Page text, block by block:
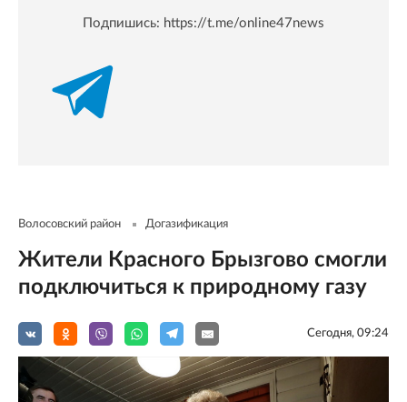
Подпишись: https://t.me/online47news
Волосовский район Догазификация
Жители Красного Брызгово смогли
подключиться к природному газу
Сегодня, 09:24